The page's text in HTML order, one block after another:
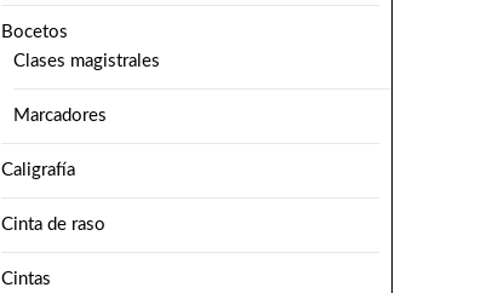
Bocetos
Clases magistrales
Marcadores
Caligrafía
Cinta de raso
Cintas